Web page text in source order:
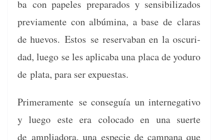
bacon pape­les prepara­dos y sen­si­bi­liza­dos
pre­vi­a­mente con albúmi­na, a base de claras
de huevos. Estos se reserv­a­ban en la oscuri­
dad, luego se les aplic­a­ba una pla­ca de yoduro
de pla­ta, para ser expuestas.
Primera­mente se con­seguía un interneg­a­ti­vo
y luego este era colo­ca­do en una suerte
deampli­ado­ra, una especie de cam­pana que